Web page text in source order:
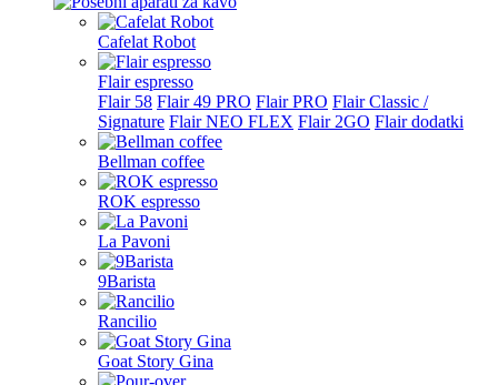
Cafelat Robot
Flair espresso
Flair 58 Flair 49 PRO Flair PRO Flair Classic /
Signature Flair NEO FLEX Flair 2GO Flair dodatki
Bellman coffee
ROK espresso
La Pavoni
9Barista
Rancilio
Goat Story Gina